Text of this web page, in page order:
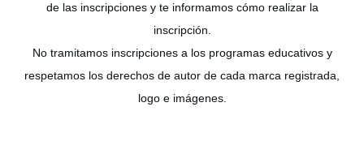
de las inscripciones y te informamos cómo realizar la
inscripción.
No tramitamos inscripciones a los programas educativos y
respetamos los derechos de autor de cada marca registrada,
logo e imágenes.